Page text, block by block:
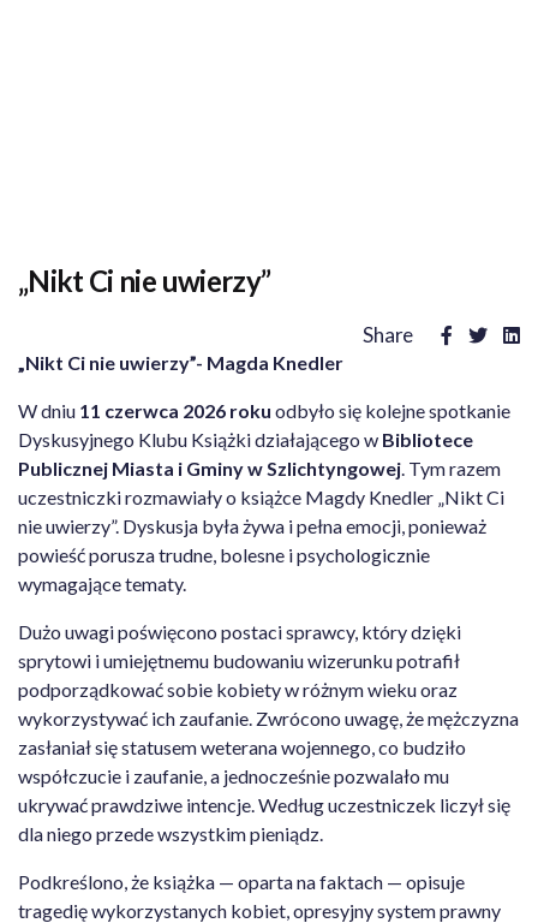
„Nikt Ci nie uwierzy”
Share
„Nikt Ci nie uwierzy”- Magda Knedler
W dniu 11 czerwca 2026 roku odbyło się kolejne spotkanie
Dyskusyjnego Klubu Książki działającego w Bibliotece
Publicznej Miasta i Gminy w Szlichtyngowej. Tym razem
uczestniczki rozmawiały o książce Magdy Knedler „Nikt Ci
nie uwierzy”. Dyskusja była żywa i pełna emocji, ponieważ
powieść porusza trudne, bolesne i psychologicznie
wymagające tematy.
Dużo uwagi poświęcono postaci sprawcy, który dzięki
sprytowi i umiejętnemu budowaniu wizerunku potrafił
podporządkować sobie kobiety w różnym wieku oraz
wykorzystywać ich zaufanie. Zwrócono uwagę, że mężczyzna
zasłaniał się statusem weterana wojennego, co budziło
współczucie i zaufanie, a jednocześnie pozwalało mu
ukrywać prawdziwe intencje. Według uczestniczek liczył się
dla niego przede wszystkim pieniądz.
Podkreślono, że książka — oparta na faktach — opisuje
tragedię wykorzystanych kobiet, opresyjny system prawny